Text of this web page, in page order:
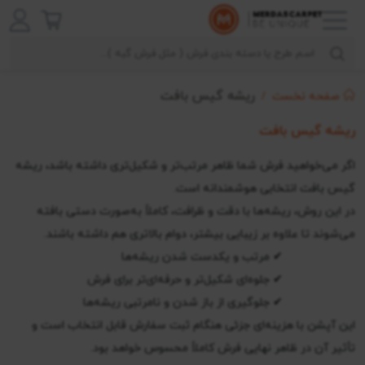
صفحه نخست
ریشه گیس بافت
ریشه گیس بافت
اگر می‌خواهید فرش شما ظاهر مرتب‌تر و شکیل‌تری داشته باشد، ریشه
گیس بافت انتخابی هوشمندانه است.
در این روش، ریشه‌ها با دقت و ظرافت، کاملاً به‌صورت دستی بافته
می‌شوند تا علاوه بر زیبایی بیشتر، دوام بالاتری هم داشته باشند.
✔ مرتب و یکدست شدن ریشه‌ها
✔ جلوه‌ای شکیل‌تر و حرفه‌ای‌تر برای فرش
✔ جلوگیری از باز شدن و نامرتبی ریشه‌ها
این آپشن با هزینه‌ای جزئی هنگام ثبت سفارش قابل انتخاب است و
تأثیر آن در ظاهر نهایی فرش کاملاً محسوس خواهد بود.